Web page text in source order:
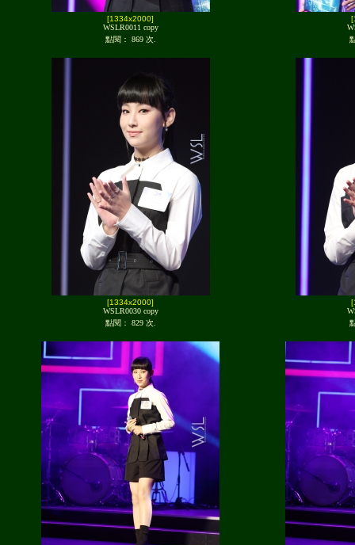
[1334x2000]
WSLR0011 copy
點閱： 869 次.
[1334x2000]
WSLR0030 copy
點閱： 829 次.